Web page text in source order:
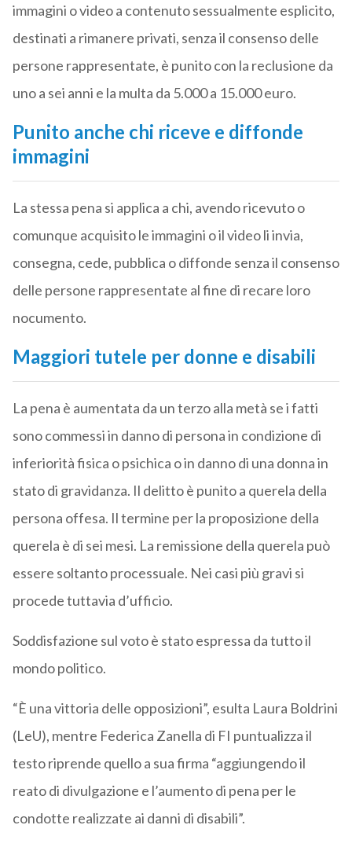
immagini o video a contenuto sessualmente esplicito,
destinati a rimanere privati, senza il consenso delle
persone rappresentate, è punito con la reclusione da
uno a sei anni e la multa da 5.000 a 15.000 euro.
Punito anche chi riceve e diffonde
immagini
La stessa pena si applica a chi, avendo ricevuto o
comunque acquisito le immagini o il video li invia,
consegna, cede, pubblica o diffonde senza il consenso
delle persone rappresentate al fine di recare loro
nocumento.
Maggiori tutele per donne e disabili
La pena è aumentata da un terzo alla metà se i fatti
sono commessi in danno di persona in condizione di
inferiorità fisica o psichica o in danno di una donna in
stato di gravidanza. Il delitto è punito a querela della
persona offesa. Il termine per la proposizione della
querela è di sei mesi. La remissione della querela può
essere soltanto processuale. Nei casi più gravi si
procede tuttavia d’ufficio.
Soddisfazione sul voto è stato espressa da tutto il
mondo politico.
“È una vittoria delle opposizioni”, esulta Laura Boldrini
(LeU), mentre Federica Zanella di FI puntualizza il
testo riprende quello a sua firma “aggiungendo il
reato di divulgazione e l’aumento di pena per le
condotte realizzate ai danni di disabili”.